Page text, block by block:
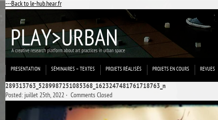
---Back to le-hub.hear.fr
PRESENTATION SÉMINAIRES – TEXTES PROJETS RÉALISÉS PROJETS EN COURS REVUES
289313763_5289987251085368_1623247481761718763_n
Posted: juillet 25th, 2022 ˑ Comments Closed